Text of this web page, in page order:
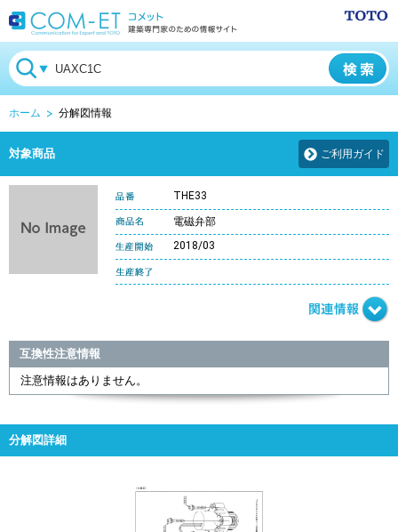
ホーム 分解図情報
対象商品 ご利用ガイド
THE33
電磁弁部
2018/03
互換性注意情報
注意情報はありません。
分解図詳細